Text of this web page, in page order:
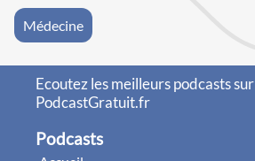
Médecine
Ecoutez les meilleurs podcasts sur
PodcastGratuit.fr
Podcasts